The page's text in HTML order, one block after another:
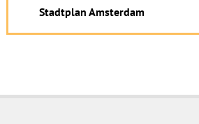
Stadtplan Amsterdam